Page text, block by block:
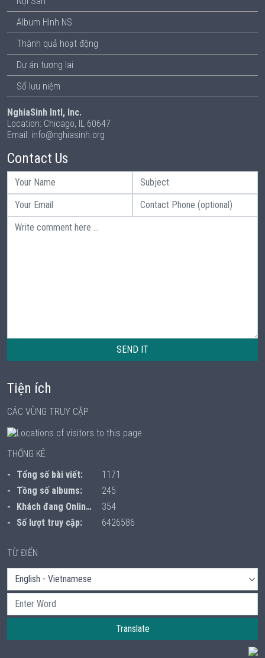
Album Hình NS
Thành quả hoạt động
Dự án tương lai
Sổ lưu niệm
NghiaSinh Intl, Inc.
Location: Chicago, IL 60647
Email: info@nghiasinh.org
Contact Us
SEND IT
Tiện ích
CÁC VÙNG TRUY CẬP
THỐNG KÊ
Tổng số bài viết:
1171
Tồng số albums:
245
Khách đang Online:
354
Số lượt truy cập:
6426586
TỪ ĐIỂN
Translate